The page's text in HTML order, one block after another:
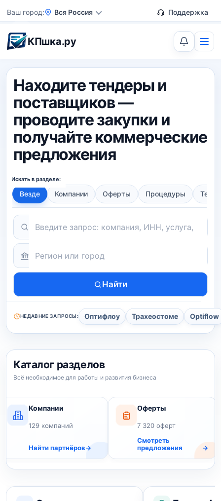
Ваш город Вся Россия Поддержка
КПшка.ру
Находите тендеры и
поставщиков —
проводите закупки и
получайте коммерческие
предложения
Искать в разделе:
Везде Компании Оферты Процедуры
Что найти
Регион или город
Найти
НЕДАВНИЕ ЗАПРОСЫ: Оптифлоу Трахеостоме Optiflow
Каталог разделов
Всё необходимое для работы и развития бизнеса
Компании
129 компаний
Найти партнёров→
Оферты
7 320 оферт
Смотреть
предложения
→